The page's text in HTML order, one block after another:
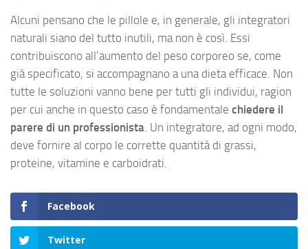
Alcuni pensano che le pillole e, in generale, gli integratori
naturali siano del tutto inutili, ma non è così. Essi
contribuiscono all’aumento del peso corporeo se, come
già specificato, si accompagnano a una dieta efficace. Non
tutte le soluzioni vanno bene per tutti gli individui, ragion
per cui anche in questo caso è fondamentale chiedere il
parere di un professionista. Un integratore, ad ogni modo,
deve fornire al corpo le corrette quantità di grassi,
proteine, vitamine e carboidrati.
Facebook
Twitter